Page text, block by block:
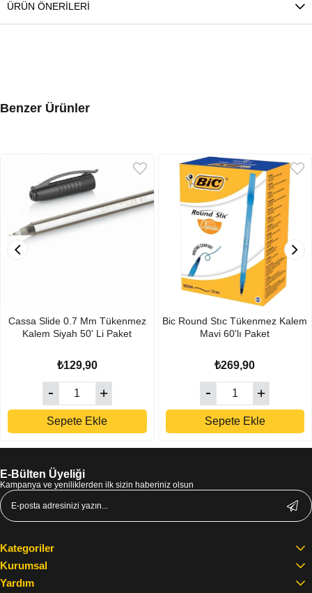
ÜRÜN ÖNERILERI
Benzer Ürünler
Cassa Slide 0.7 Mm Tükenmez
Kalem Siyah 50' Li Paket
₺129,90
Sepete Ekle
Bic Round Stıc Tükenmez Kalem
Mavi 60'lı Paket
₺269,90
Sepete Ekle
E-Bülten Üyeliği
Kampanya ve yeniliklerden ilk sizin haberiniz olsun
Kategoriler
Kurumsal
Yardım